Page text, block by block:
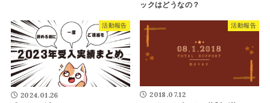
ックはどうなの？
活動報告
2024.01.26
活動報告
2018.07.12